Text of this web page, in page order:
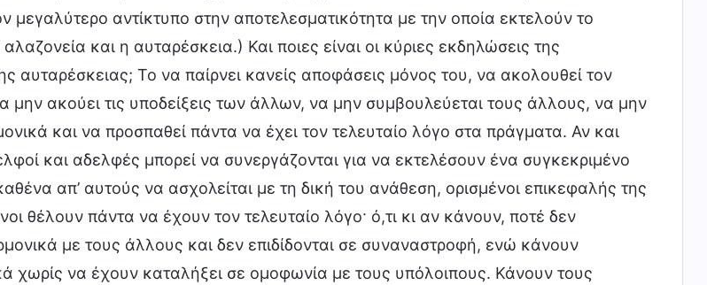
μεγαλύτερο αντίκτυπο στην αποτελεσματικότητα με την οποία εκτελούν το
και η αυταρέσκεια.) Και ποιες είναι οι κύριες εκδηλώσεις της
αυταρέσκειας; Το να παίρνει κανείς αποφάσεις μόνος του, να ακολουθεί τον
μην ακούει τις υποδείξεις των άλλων, να μην συμβουλεύεται τους άλλους, να μην
και να προσπαθεί πάντα να έχει τον τελευταίο λόγο στα πράγματα. Αν και
και αδελφές μπορεί να συνεργάζονται για να εκτελέσουν ένα συγκεκριμένο
απ’ αυτούς να ασχολείται με τη δική του ανάθεση, ορισμένοι επικεφαλής της
θέλουν πάντα να έχουν τον τελευταίο λόγο· ό,τι κι αν κάνουν, ποτέ δεν
με τους άλλους και δεν επιδίδονται σε συναναστροφή, ενώ κάνουν
χωρίς να έχουν καταλήξει σε ομοφωνία με τους υπόλοιπους. Κάνουν τους